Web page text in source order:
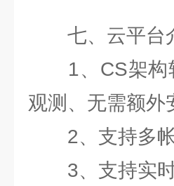
七、云平台
1、CS架构软
观测、无需额外
2、支持多帐
3、支持实时